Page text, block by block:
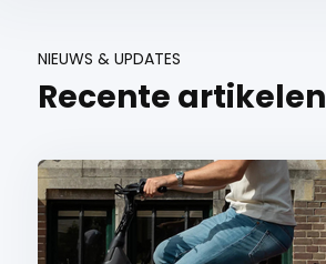
NIEUWS & UPDATES
Recente artikelen